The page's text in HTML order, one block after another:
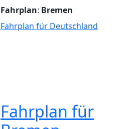
Fahrplan: Bremen
Fahrplan für Deutschland
Fahrplan für